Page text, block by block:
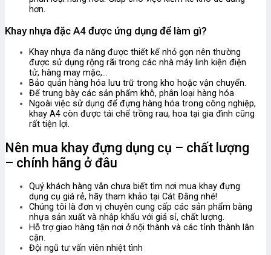
hơn.
Khay nhựa đặc A4 được ứng dụng để làm gì?
Khay nhựa đa năng được thiết kế nhỏ gọn nên thường
được sử dụng rộng rãi trong các nhà máy linh kiện điện
tử, hàng may mặc,…
Bảo quản hàng hóa lưu trữ trong kho hoặc vận chuyển.
Để trung bày các sản phẩm khô, phân loại hàng hóa
Ngoài việc sử dụng để đựng hàng hóa trong công nghiệp,
khay A4 còn được tái chế trồng rau, hoa tại gia đình cũng
rất tiện lợi.
Nên mua khay đựng dụng cụ – chất lượng
– chính hãng ở đâu
Quý khách hàng vẫn chưa biết tìm nơi mua khay đựng
dụng cụ giá rẻ, hãy tham khảo tại Cát Đằng nhé!
Chúng tôi là đơn vị chuyên cung cấp các sản phẩm bằng
nhựa sản xuất và nhập khẩu với giá sỉ, chất lượng.
Hỗ trợ giao hàng tận nơi ở nội thành và các tỉnh thành lân
cận.
Đội ngũ tư vấn viên nhiệt tình